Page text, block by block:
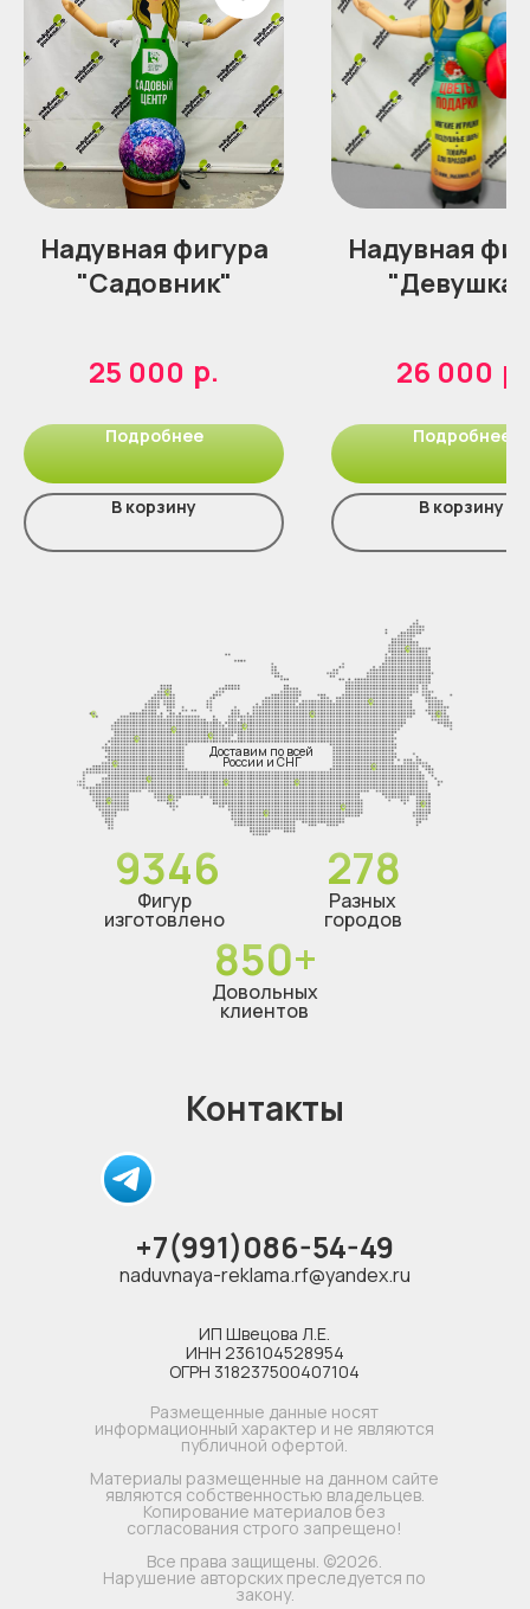
Надувная фигура
"Садовник"
25 000 р.
Подробнее
В корзину
Надувная
"Девушка
26 000 р.
Подробнее
В корзину
850+
9346
Контакты
Доставим по всей
России и СНГ
Размещенные данные носят
информационный характер и не являются
публичной офертой.
Материалы размещенные на данном сайте
являются собственностью владельцев.
Копирование материалов без
согласования строго запрещено!
Все права защищены. ©2026.
Нарушение авторских преследуется по
закону.
Довольных
клиентов
278
Разных
городов
Фигур
изготовлено
ИП Швецова Л.Е.
ИНН 236104528954
ОГРН 318237500407104
+7(991)086-54-49
naduvnaya-reklama.rf@yandex.ru